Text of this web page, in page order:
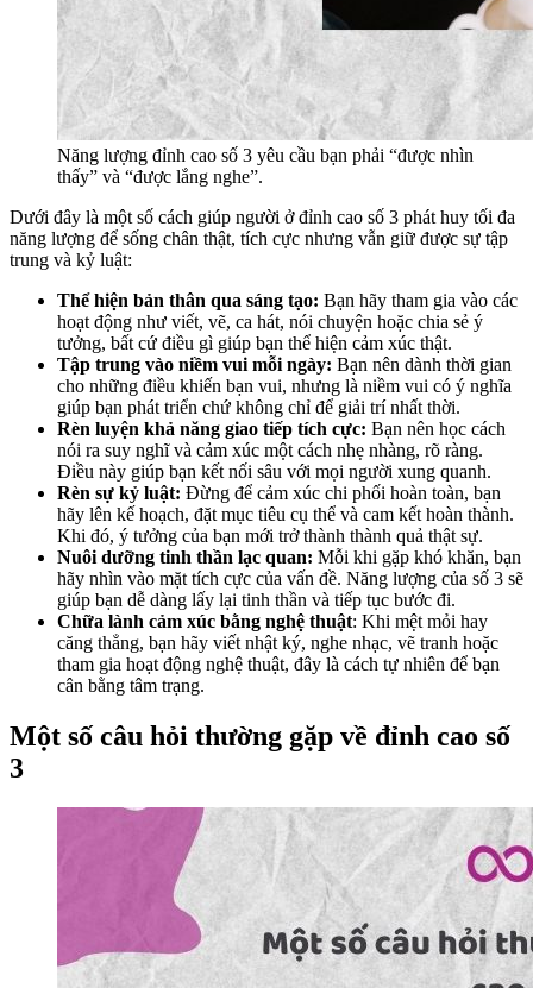
Năng lượng đỉnh cao số 3 yêu cầu bạn phải “được nhìn
thấy” và “được lắng nghe”.
Dưới đây là một số cách giúp người ở đỉnh cao số 3 phát huy tối đa
năng lượng để sống chân thật, tích cực nhưng vẫn giữ được sự tập
trung và kỷ luật:
Thể hiện bản thân qua sáng tạo: Bạn hãy tham gia vào các
hoạt động như viết, vẽ, ca hát, nói chuyện hoặc chia sẻ ý
tưởng, bất cứ điều gì giúp bạn thể hiện cảm xúc thật.
Tập trung vào niềm vui mỗi ngày: Bạn nên dành thời gian
cho những điều khiến bạn vui, nhưng là niềm vui có ý nghĩa
giúp bạn phát triển chứ không chỉ để giải trí nhất thời.
Rèn luyện khả năng giao tiếp tích cực: Bạn nên học cách
nói ra suy nghĩ và cảm xúc một cách nhẹ nhàng, rõ ràng.
Điều này giúp bạn kết nối sâu với mọi người xung quanh.
Rèn sự kỷ luật: Đừng để cảm xúc chi phối hoàn toàn, bạn
hãy lên kế hoạch, đặt mục tiêu cụ thể và cam kết hoàn thành.
Khi đó, ý tưởng của bạn mới trở thành thành quả thật sự.
Nuôi dưỡng tinh thần lạc quan: Mỗi khi gặp khó khăn, bạn
hãy nhìn vào mặt tích cực của vấn đề. Năng lượng của số 3 sẽ
giúp bạn dễ dàng lấy lại tinh thần và tiếp tục bước đi.
Chữa lành cảm xúc bằng nghệ thuật: Khi mệt mỏi hay
căng thẳng, bạn hãy viết nhật ký, nghe nhạc, vẽ tranh hoặc
tham gia hoạt động nghệ thuật, đây là cách tự nhiên để bạn
cân bằng tâm trạng.
Một số câu hỏi thường gặp về đỉnh cao số
3